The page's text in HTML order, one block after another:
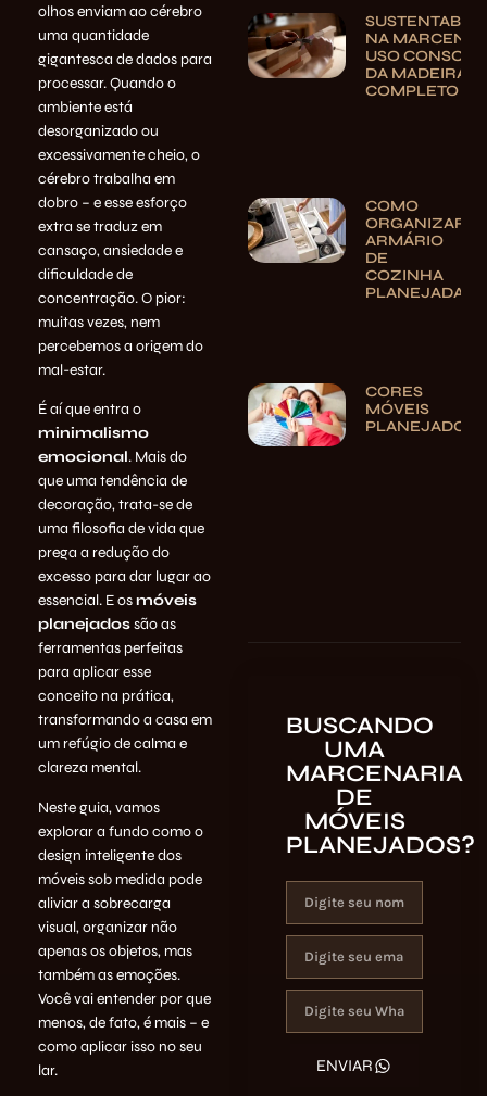
olhos enviam ao cérebro
uma quantidade
gigantesca de dados para
processar. Quando o
ambiente está
desorganizado ou
excessivamente cheio, o
cérebro trabalha em
dobro – e esse esforço
extra se traduz em
cansaço,ansiedade e
dificuldade de
concentração. O pior:
muitas vezes, nem
percebemos a origem do
mal-estar.
É aí que entra o
minimalismo
emocional. Mais do
que uma tendência de
decoração, trata-se de
uma filosofia de vida que
prega a redução do
excesso para dar lugar ao
essencial. E osmóveis
planejadossão as
ferramentas perfeitas
para aplicar esse
conceito na prática,
transformando a casa em
um refúgio de calma e
clareza mental.
Neste guia, vamos
explorar a fundo como o
design inteligente dos
móveis sob medida pode
aliviar a sobrecarga
visual, organizar não
apenas os objetos, mas
também as emoções.
Você vai entender por que
menos, de fato, é mais – e
como aplicar isso no seu
lar.
NA
USO
DA MADEIRA |
COMPLETO
COMO
ORGANIZAR
ARMÁRIO
DE
COZINHA
PLANEJADA
CORES
MÓVEIS
PLANEJADOS
BUSCANDO
UMA
MARCENARIA
DE
MÓVEIS
PLANEJADOS?
ENVIAR